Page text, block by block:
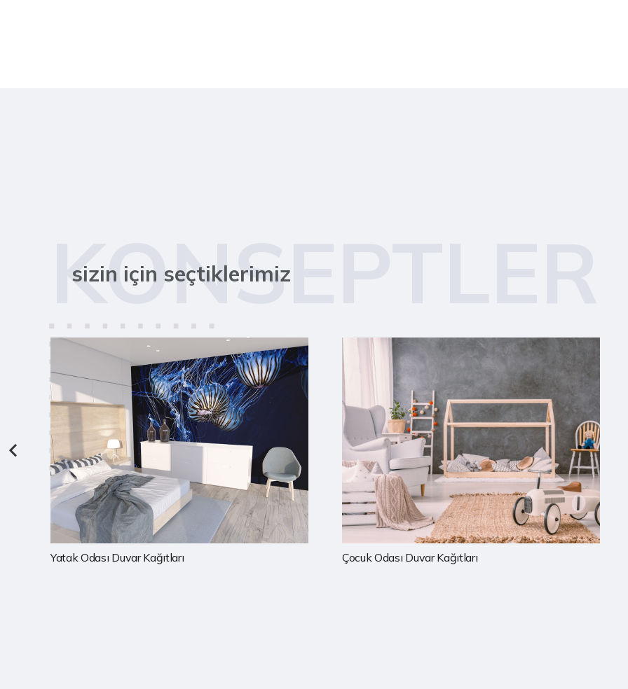
KONSEPTLER
sizin için seçtiklerimiz
Çocuk Odası Duvar Kağıtları Mutfak Duvar Kağıtları